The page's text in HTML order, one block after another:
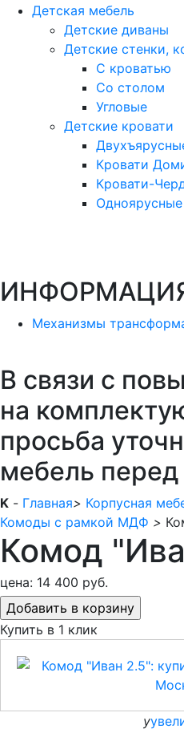
Детская мебель
Детские диваны
Детские стенки,
С кроватью
Со столом
Угловые
Детские кровати
Кровати
Кровати-
Механизмы
В связи с
на
просьба
мебель перед
K - Главная> Корпусная
Комоды с рамкой МДФ >
Комод
цена: 14 400 руб.
Купить в 1 клик
y